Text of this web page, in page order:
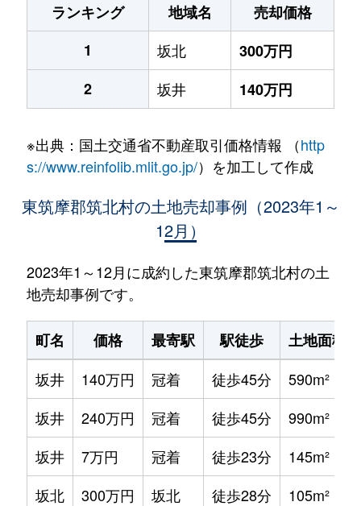
ランキング
地域名
売却価格
1
坂北
300万円
2
坂井 140万円
※出典：国土交通省不動産取引価格情報 （http
s://www.reinfolib.mlit.go.jp/）を加工して作成
東筑摩郡筑北村の土地売却事例（2023年1～
12月）
2023年1～12月に成約した東筑摩郡筑北村の土
地売却事例です。
町名 価格 最寄駅 駅徒歩
土地面積
坂井
140万円 冠着 徒歩45分
590m²
坂井
240万円 冠着 徒歩45分
990m²
坂井
7万円 冠着 徒歩23分
145m²
坂北
300万円 坂北 徒歩28分 105m²